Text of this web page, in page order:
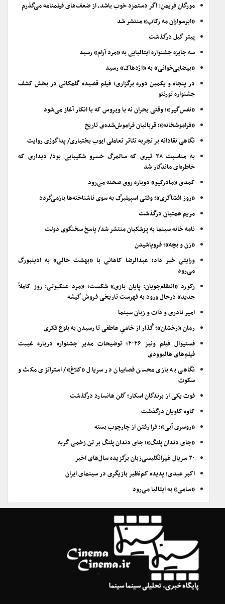
مورگان فریمن: اگر دستمزد خوب باشد، از ضعف‌های فیلمنامه می‌گذرم
«ابرسواران مه رکاب» منتشر شد
پیتر گیل درگذشت
سه جایزه جشنواره ایتالیایی به «مرد آرام» رسید
«بیضایی‌خوانی» به «اژدهاک» رسید
در پنجاه و یکمین دوره برگزاری؛ فیلم قصیده گلمکانی در بخش کشف
جشنواره تورنتو
«نفس‌گیر»؛ وقتی بحران نه با ویروس که با انکار آغاز می‌شود
«فراموشخانه»؛ قربانیان فراموش‌شده‌ی تاریخ
نگاهی نقادانه بر تجربه تئاتر تعاملی ایوب بختیاری/ پداگوژی روایت
به مناسبت ۲۸ تیری که سالمرگ خسرو شکیبایی بود/ دیداری که
خاطره‌ای ماندگار شد
کمدی «مادرکیو» دوباره روی صحنه می‌رود
«روز افشاگری»؛ وقتی اسپیلبرگ به سوی ناشناخته‌ها بازمی‌گردد
مریم همتیان درگذشت
نامه خانه سینما به پزشکیان منتشر شد/ پاسخ سخنگوی دولت
«زن و بچه»؛ فروپاشیدن
ورایتی خبر داد؛ عبدالرضا کاهانی با «بهشت خالی» به ادینبورگ
می‌رود
رکورد «انتقام‌جویان: پایان بازی» شکست؛ «مرد عنکبوتی: روز کاملاً
جدید» درحال ورود به فهرست تاریخی فروش گیشه
امیر نادری و ذات و زبان سینما
رمان «رخشان»؛ گُذار از خامیِ عاطفی تا رسیدن به بلوغ فکری
فستیوال فیلم ونیز ۲۰۲۶؛ توضیحات مدیر جشنواره درباره غیبت
فیلم‌های هالیوودی
نگاهی به بازی محسن قصابیان در سریال «کلاغ»/ استراتژی مکث و
سکوت
فوت یکی از برندگان اسکار؛ گلن هانسارد درگذشت
کاوه کاویان درگذشت
«روسری آبی»؛ فرا رفتن از چارچوب بسته
«جای دندان پلنگ»؛ جای دندان پلنگ بر تن زخمی گربه
۲۰ سریال غیرانگلیسی‌زبان برگزیده سال‌های اخیر
اکبر عبدی؛ پدیده کم‌نظیر بازیگری در سینمای ایران
«سامی» به ایتالیا می‌رود